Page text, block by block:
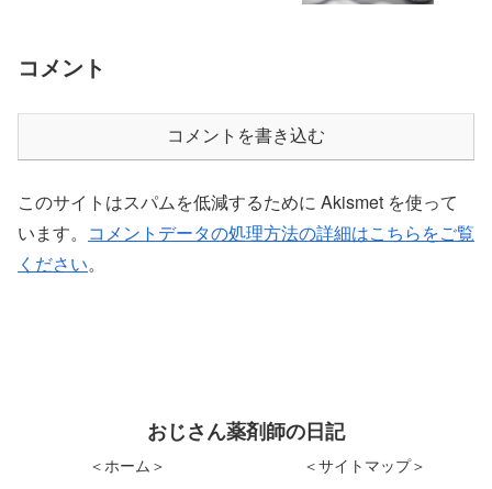
コメント
コメントを書き込む
このサイトはスパムを低減するために Akismet を使って
います。 コメントデータの処理方法の詳細はこちらをご覧
ください。
おじさん薬剤師の日記
＜ホーム＞
＜サイトマップ＞